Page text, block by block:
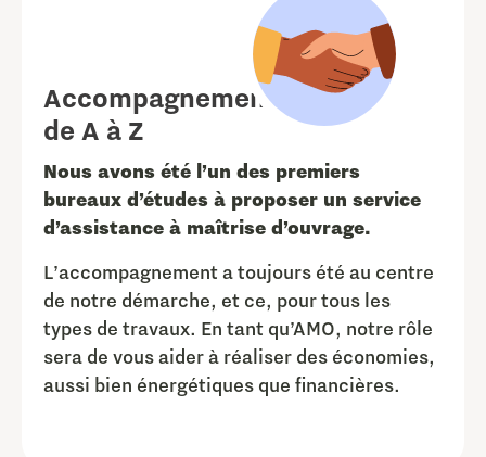
Accompagnement
de A à Z
Nous avons été l’un des premiers
bureaux d’études à proposer un service
d’assistance à maîtrise d’ouvrage.
L’accompagnement a toujours été au centre
de notre démarche, et ce, pour tous les
types de travaux. En tant qu’AMO, notre rôle
sera de vous aider à réaliser des économies,
aussi bien énergétiques que financières.